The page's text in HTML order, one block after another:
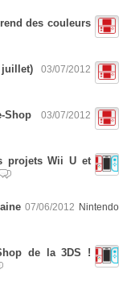
des couleurs
03/07/2012
Shop
03/07/2012
projets Wii U et
07/06/2012 Nintendo
de la 3DS !